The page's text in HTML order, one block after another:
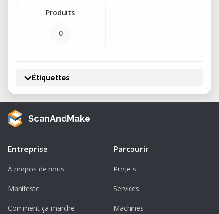
Produits
0
Étiquettes
ScanAndMake
Entreprise
À propos de nous
Manifeste
Comment ça marche
Parcourir
Projets
Services
Machines